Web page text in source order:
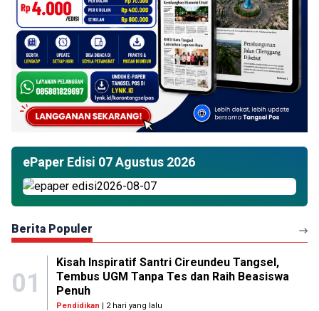
ePaper Edisi 07 Agustus 2026
Berita Populer
01
Kisah Inspiratif Santri Cireundeu Tangsel,
Tembus UGM Tanpa Tes dan Raih Beasiswa
Penuh
Pendidikan | 2 hari yang lalu